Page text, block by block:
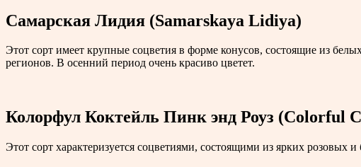
Самарская Лидия (Samarskaya Lidiya)
Этот сорт имеет крупные соцветия в форме конусов, состоящие из
регионов. В осенний период очень красиво цветет.
Колорфул Коктейль Пинк энд Роуз (Colorful
Этот сорт характеризуется соцветиями, состоящими из ярких